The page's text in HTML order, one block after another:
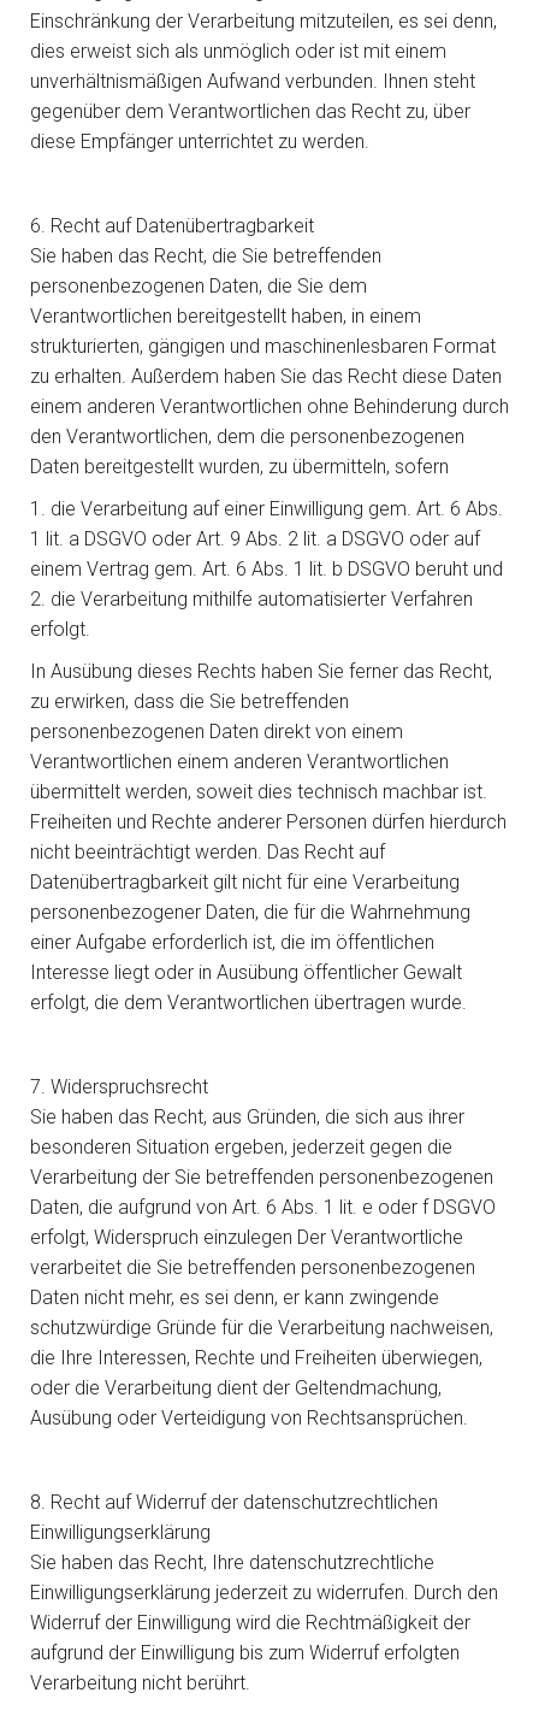
Einschränkung der Verarbeitung mitzuteilen, es sei denn,
dies erweist sich als unmöglich oder ist mit einem
unverhältnismäßigen Aufwand verbunden. Ihnen steht
gegenüber dem Verantwortlichen das Recht zu, über
diese Empfänger unterrichtet zu werden.
6. Recht auf Datenübertragbarkeit
Sie haben das Recht, die Sie betreffenden
personenbezogenen Daten, die Sie dem
Verantwortlichen bereitgestellt haben, in einem
strukturierten, gängigen und maschinenlesbaren Format
zu erhalten. Außerdem haben Sie das Recht diese Daten
einem anderen Verantwortlichen ohne Behinderung durch
den Verantwortlichen, dem die personenbezogenen
Daten bereitgestellt wurden, zu übermitteln, sofern
1. die Verarbeitung auf einer Einwilligung gem. Art. 6 Abs.
1 lit. a DSGVO oder Art. 9 Abs. 2 lit. a DSGVO oder auf
einem Vertrag gem. Art. 6 Abs. 1 lit. b DSGVO beruht und
2. die Verarbeitung mithilfe automatisierter Verfahren
erfolgt.
In Ausübung dieses Rechts haben Sie ferner das Recht,
zu erwirken, dass die Sie betreffenden
personenbezogenen Daten direkt von einem
Verantwortlichen einem anderen Verantwortlichen
übermittelt werden, soweit dies technisch machbar ist.
Freiheiten und Rechte anderer Personen dürfen hierdurch
nicht beeinträchtigt werden. Das Recht auf
Datenübertragbarkeit gilt nicht für eine Verarbeitung
personenbezogener Daten, die für die Wahrnehmung
einer Aufgabe erforderlich ist, die im öffentlichen
Interesse liegt oder in Ausübung öffentlicher Gewalt
erfolgt, die dem Verantwortlichen übertragen wurde.
7. Widerspruchsrecht
Sie haben das Recht, aus Gründen, die sich aus ihrer
besonderen Situation ergeben, jederzeit gegen die
Verarbeitung der Sie betreffenden personenbezogenen
Daten, die aufgrund von Art. 6 Abs. 1 lit. e oder f DSGVO
erfolgt, Widerspruch einzulegen Der Verantwortliche
verarbeitet die Sie betreffenden personenbezogenen
Daten nicht mehr, es sei denn, er kann zwingende
schutzwürdige Gründe für die Verarbeitung nachweisen,
die Ihre Interessen, Rechte und Freiheiten überwiegen,
oder die Verarbeitung dient der Geltendmachung,
Ausübung oder Verteidigung von Rechtsansprüchen.
8. Recht auf Widerruf der datenschutzrechtlichen
Einwilligungserklärung
Sie haben das Recht, Ihre datenschutzrechtliche
Einwilligungserklärung jederzeit zu widerrufen. Durch den
Widerruf der Einwilligung wird die Rechtmäßigkeit der
aufgrund der Einwilligung bis zum Widerruf erfolgten
Verarbeitung nicht berührt.